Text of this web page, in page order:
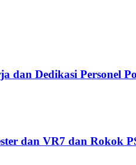
dan Dedikasi Personel
dan VR7 dan Rokok